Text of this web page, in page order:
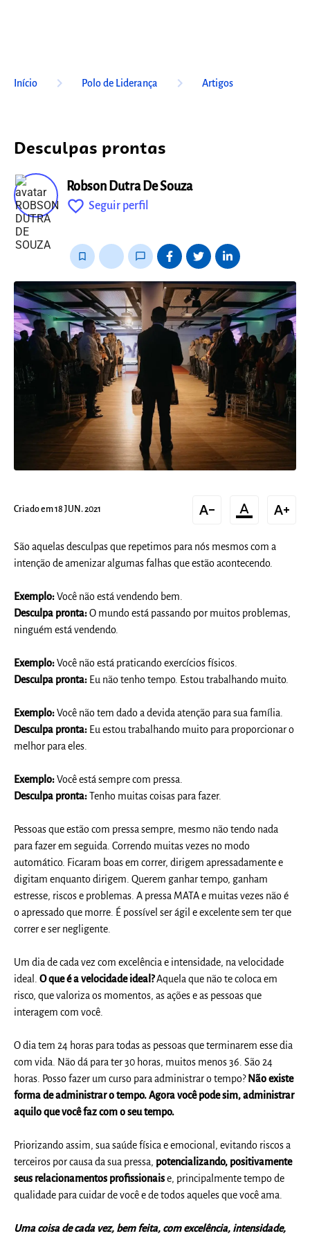
Início keyboard_arrow_right Polo de Liderança keyboard_arrow_right Artigos
Desculpas prontas
Robson Dutra De Souza
favorite_outline Seguir perfil
fixo
bookmark_border chat_bubble_outline
Criado em 18 JUN. 2021 text_decrease format_color_text text_increase
São aquelas desculpas que repetimos para nós mesmos com a
intenção de amenizar algumas falhas que estão acontecendo.
Exemplo:Você não está vendendo bem.
Desculpa pronta:O mundo está passando por muitos problemas,
ninguém está vendendo.
Exemplo:Você não está praticando exercícios físicos.
Desculpa pronta: Eu não tenho tempo. Estou trabalhando muito.
Exemplo:Você não tem dado a devida atenção para sua família.
Desculpa pronta: Eu estou trabalhando muito para proporcionar o
melhor para eles.
Exemplo:Você está sempre com pressa.
Desculpa pronta:Tenho muitas coisas para fazer.
Pessoas que estão com pressa sempre, mesmo não tendo nada
para fazer em seguida. Correndo muitas vezes no modo
automático. Ficaram boas em correr, dirigem apressadamente e
digitam enquanto dirigem. Querem ganhar tempo, ganham
estresse, riscos e problemas. A pressa MATA e muitas vezes não é
o apressado que morre. É possível ser ágil e excelente sem ter que
correr e ser negligente.
Um dia de cada vez com excelência e intensidade, na velocidade
ideal.O que é a velocidade ideal?Aquela que não te coloca em
risco, que valoriza os momentos, as ações e as pessoas que
interagem com você.
O dia tem 24 horas para todas as pessoas que terminarem esse dia
com vida. Não dá para ter 30 horas, muitos menos 36. São 24
horas. Posso fazer um curso para administrar o tempo? Não existe
forma de administrar o tempo. Agora você pode sim, administrar
aquilo que você faz com o seu tempo.
Priorizando assim, sua saúde física e emocional, evitando riscos a
terceiros por causa da sua pressa, potencializando, positivamente
seus relacionamentos profissionaise, principalmente tempo de
qualidade para cuidar de você e de todos aqueles que você ama.
Uma coisa de cada vez, bem feita, com excelência, intensidade,